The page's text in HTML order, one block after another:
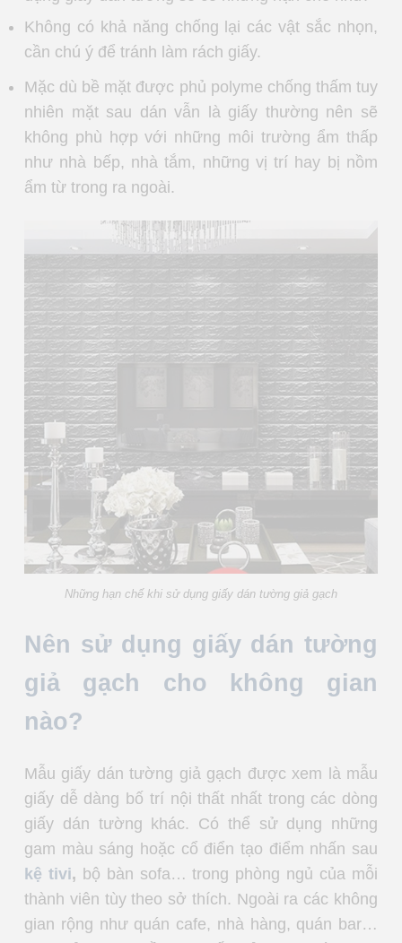
Không có khả năng chống lại các vật sắc nhọn,
cần chú ý để tránh làm rách giấy.
Mặc dù bề mặt được phủ polyme chống thấm tuy
nhiên mặt sau dán vẫn là giấy thường nên sẽ
không phù hợp với những môi trường ẩm thấp
như nhà bếp, nhà tắm, những vị trí hay bị nồm
ẩm từ trong ra ngoài.
Những hạn chế khi sử dụng giấy dán tường giả gạch
Nên sử dụng giấy dán tường
giả gạch cho không gian
nào?
Mẫu giấy dán tường giả gạch được xem là mẫu
giấy dễ dàng bố trí nội thất nhất trong các dòng
giấy dán tường khác. Có thể sử dụng những
gam màu sáng hoặc cổ điển tạo điểm nhấn sau
kệ tivi, bộ bàn sofa… trong phòng ngủ của mỗi
thành viên tùy theo sở thích. Ngoài ra các không
gian rộng như quán cafe, nhà hàng, quán bar…